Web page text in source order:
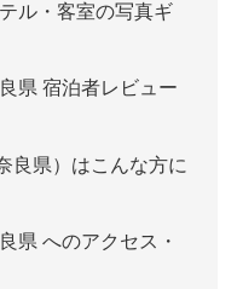
ル・客室の写真ギ
県 宿泊者レビュー
良県）はこんな方に
県 へのアクセス・